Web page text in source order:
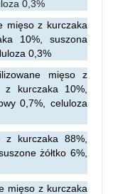
0,3%
mięso z kurczaka
10%, suszona
0,3%
mięso z
z kurczaka 10%,
0,7%, celuloza
z kurczaka 88%,
żółtko 6%,
mięso z kurczaka